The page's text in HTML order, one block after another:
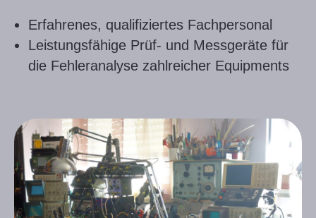
Erfahrenes, qualifiziertes Fachpersonal
Leistungsfähige Prüf- und Messgeräte für
die Fehleranalyse zahlreicher Equipments